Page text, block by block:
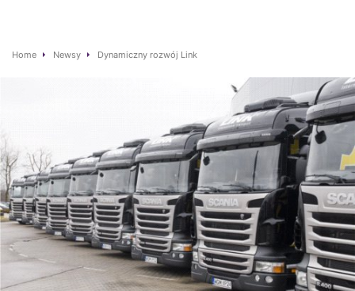
Home Newsy Dynamiczny rozwój Link